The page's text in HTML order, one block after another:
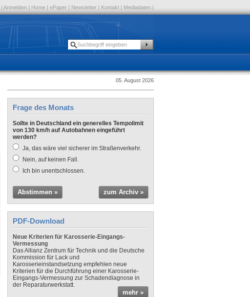
| Anmelden | Home | ePaper | Newsletter | Kontakt | Mediadaten |
05. August 2026
Frage des Monats
Sollte in Deutschland ein generelles Tempolimit
von 130 km/h auf Autobahnen eingeführt
werden?
Ja, das wäre viel sicherer im Straßenverkehr.
Nein, auf keinen Fall.
Ich bin unentschlossen.
Abstimmen » zum Archiv »
PDF-Download
Neue Kriterien für Karosserie-Eingangs-
Vermessung
Das Allianz Zentrum für Technik und die Deutsche
Kommission für Lack und
Karosserieinstandsetzung empfehlen neue
Kriterien für die Durchführung einer Karosserie-
Eingangs-Vermessung zur Schadendiagnose in
der Reparaturwerkstatt.
mehr »